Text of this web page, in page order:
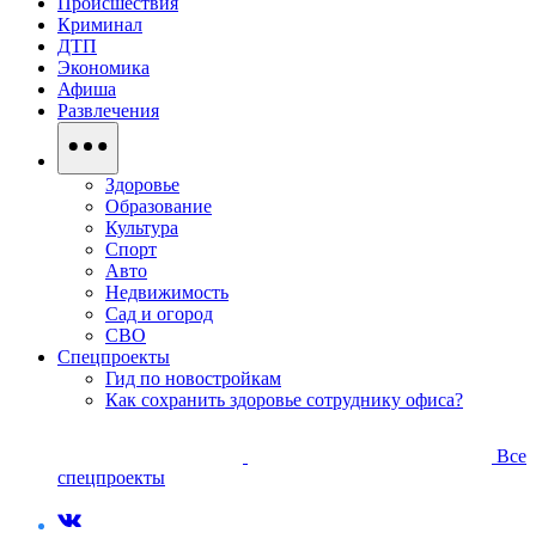
Криминал
ДТП
Экономика
Афиша
Развлечения
Здоровье
Образование
Культура
Спорт
Авто
Недвижимость
Сад и огород
СВО
Спецпроекты
Гид по новостройкам
Как сохранить здоровье сотруднику офиса?
Все
спецпроекты